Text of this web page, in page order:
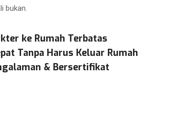
bukan.
ke Rumah Terbatas
Tanpa Harus Keluar Rumah
& Bersertifikat